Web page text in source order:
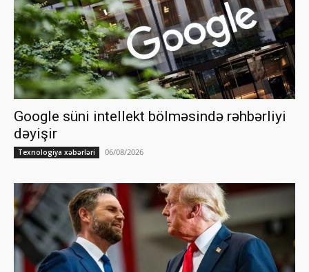
Google süni intellekt bölməsində rəhbərliyi
dəyişir
Texnologiya xəbərləri 06/08/2026